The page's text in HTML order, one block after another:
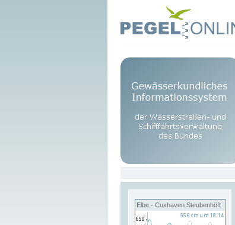
Elbe - Cuxhaven Steubenhöft